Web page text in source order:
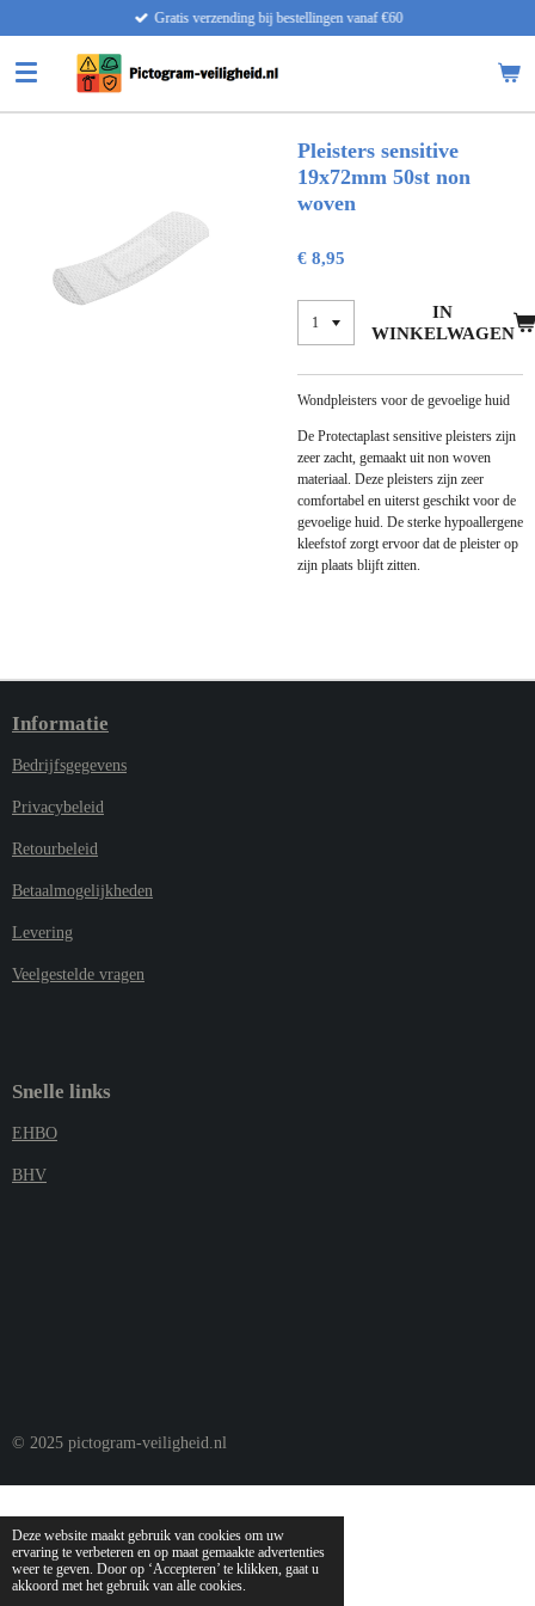
Deze website maakt gebruik van cookies om uw
ervaring te verbeteren en op maat gemaakte advertenties
weer te geven. Door op ‘Accepteren’ te klikken, gaat u
akkoord met het gebruik van alle cookies.
naar
de
hoofdinhoud
Gratis verzending bij bestellingen vanaf €60
Pleisters sensitive
19x72mm 50st non
woven
€ 8,95
IN
WINKELWAGEN
Wondpleisters voor de gevoelige huid
De Protectaplast sensitive pleisters zijn
zeer zacht, gemaakt uit non woven
materiaal. Deze pleisters zijn zeer
comfortabel en uiterst geschikt voor de
gevoelige huid. De sterke hypoallergene
kleefstof zorgt ervoor dat de pleister op
zijn plaats blijft zitten.
Informatie
Bedrijfsgegevens
Privacybeleid
Retourbeleid
Betaalmogelijkheden
Levering
Veelgestelde vragen
Snelle links
EHBO
BHV
© 2025 pictogram-veiligheid.nl